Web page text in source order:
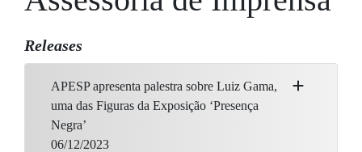
Releases
APESP apresenta palestra sobre Luiz Gama,
uma das Figuras da Exposição ‘Presença
Negra’
06/12/2023